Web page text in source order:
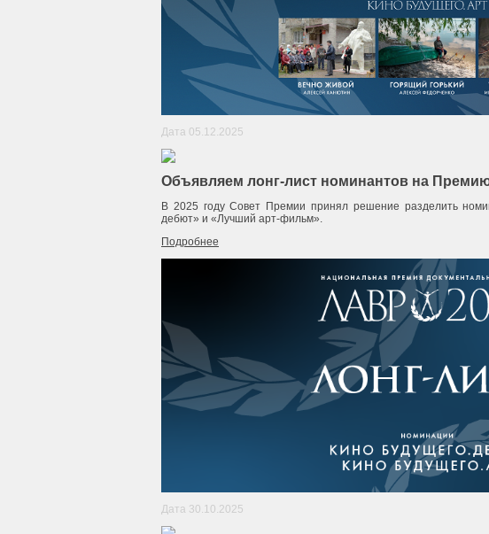
Дата 05.12.2025
Объявляем лонг-лист номинантов на
В 2025 году Совет Премии принял решение разделить
дебют» и «Лучший арт-фильм».
Подробнее
Дата 30.10.2025